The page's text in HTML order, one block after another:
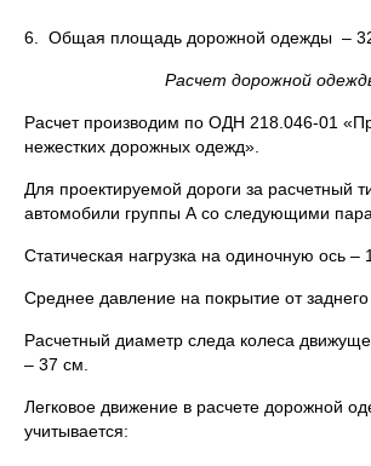
6. Общая площадь дорожной одежды –
Расчет дорожной
Расчет производим по ОДН 218.046-01
нежестких дорожных одежд».
Для проектируемой дороги за расчетный
автомобили группы А со следующими
Статическая нагрузка на одиночную ось –
Среднее давление на покрытие от
Расчетный диаметр следа колеса
– 37 см.
Легковое движение в расчете дорожной
учитывается: